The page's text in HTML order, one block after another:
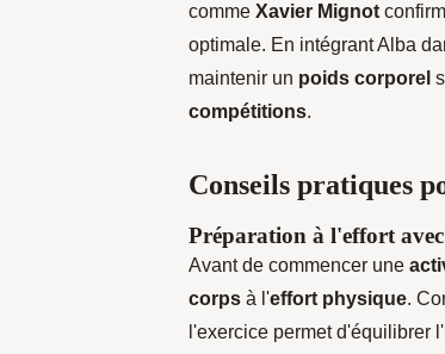
comme Xavier Mignot
optimale. En intégrant Alba
maintenir un poids corporel
compétitions.
Conseils pratiques
Préparation à l'effort
Avant de commencer une
corps à l'effort physique.
l'exercice permet d'équilibrer l'